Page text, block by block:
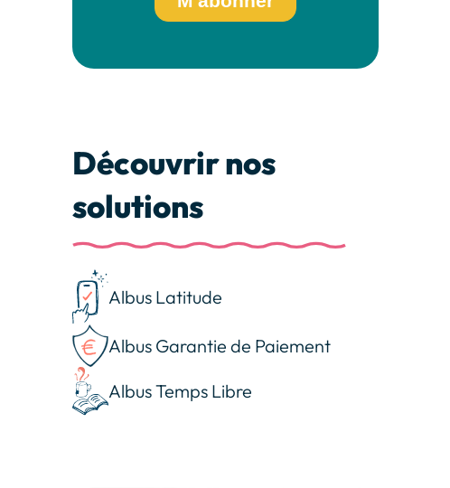
Découvrir nos
solutions
Albus Latitude
Albus Garantie de Paiement
Albus Temps Libre